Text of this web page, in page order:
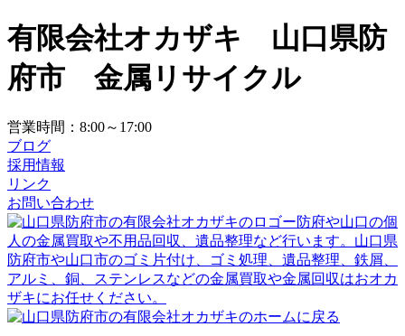
有限会社オカザキ 山口県防
府市 金属リサイクル
営業時間：8:00～17:00
ブログ
採用情報
リンク
お問い合わせ